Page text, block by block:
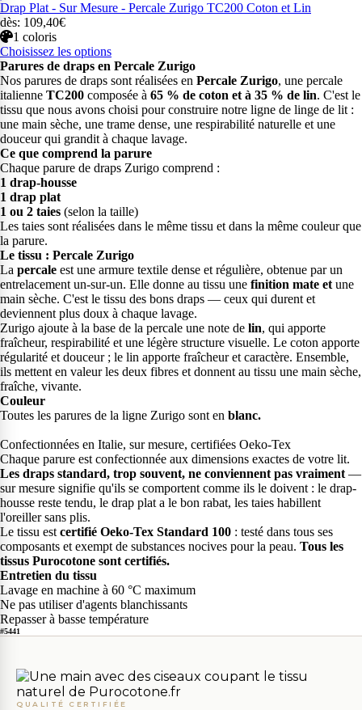
Drap Plat - Sur Mesure - Percale Zurigo TC200 Coton et Lin
dès: 109,40€
1 coloris
Choisissez les options
Parures de draps en Percale Zurigo
Nos parures de draps sont réalisées en Percale Zurigo, une percale
italienne TC200 composée à 65 % de coton et à 35 % de lin. C'est le
tissu que nous avons choisi pour construire notre ligne de linge de lit :
une main sèche, une trame dense, une respirabilité naturelle et une
douceur qui grandit à chaque lavage.
Ce que comprend la parure
Chaque parure de draps Zurigo comprend :
1 drap-housse
1 drap plat
1 ou 2 taies (selon la taille)
Les taies sont réalisées dans le même tissu et dans la même couleur que
la parure.
Le tissu : Percale Zurigo
La percale est une armure textile dense et régulière, obtenue par un
entrelacement un-sur-un. Elle donne au tissu une finition mate etune
main sèche. C'est le tissu des bons draps — ceux qui durent et
deviennent plus doux à chaque lavage.
Zurigo ajoute à la base de la percale une note de lin, qui apporte
fraîcheur, respirabilité et une légère structure visuelle. Le coton apporte
régularité et douceur ; le lin apporte fraîcheur et caractère. Ensemble,
ils mettent en valeur les deux fibres et donnent au tissu une main sèche,
fraîche, vivante.
Couleur
Toutes les parures de la ligne Zurigo sont en blanc.
Confectionnées en Italie, sur mesure, certifiées Oeko-Tex
Chaque parure est confectionnée aux dimensions exactes de votre lit.
Les draps standard, trop souvent, ne conviennent pas vraiment—
sur mesure signifie qu'ils se comportent comme ils le doivent : le drap-
housse reste tendu, le drap plat a le bon rabat, les taies habillent
l'oreiller sans plis.
Le tissu estcertifié Oeko-Tex Standard 100 : testé dans tous ses
composants et exempt de substances nocives pour la peau. Tous les
tissus Purocotone sont certifiés.
Entretien du tissu
Lavage en machine à 60 °C maximum
Ne pas utiliser d'agents blanchissants
Repasser à basse température
#5441
QUALITÉ CERTIFIÉE